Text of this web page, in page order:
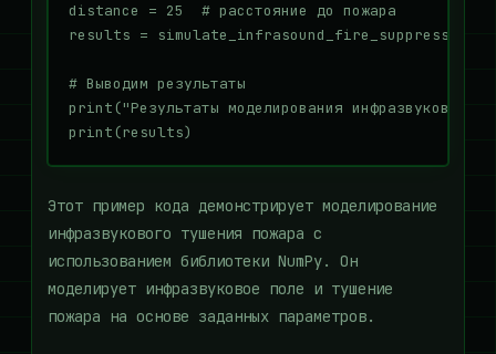
distance = 25  # расстояние до пожара
results =
# Выводим результаты
print("Результаты моделирования инфразвукового
Этот пример кода демонстрирует моделирование
инфразвукового тушения пожара с
использованием библиотеки NumPy. Он
моделирует инфразвуковое поле и тушение
пожара на основе заданных параметров.